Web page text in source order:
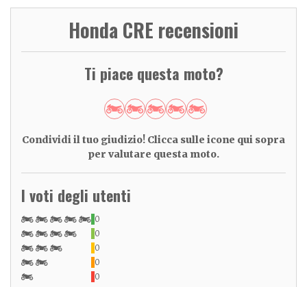
Honda CRE recensioni
Ti piace questa moto?
Condividi il tuo giudizio! Clicca sulle icone qui sopra
per valutare questa moto.
I voti degli utenti
0
0
0
0
0